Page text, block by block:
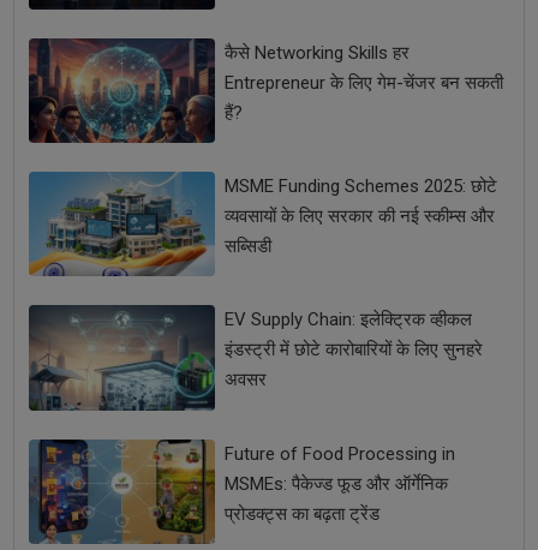
कैसे Networking Skills हर
Entrepreneur के लिए गेम-चेंजर बन सकती
हैं?
MSME Funding Schemes 2025: छोटे
व्यवसायों के लिए सरकार की नई स्कीम्स और
सब्सिडी
EV Supply Chain: इलेक्ट्रिक व्हीकल
इंडस्ट्री में छोटे कारोबारियों के लिए सुनहरे
अवसर
Future of Food Processing in
MSMEs: पैकेज्ड फूड और ऑर्गेनिक
प्रोडक्ट्स का बढ़ता ट्रेंड